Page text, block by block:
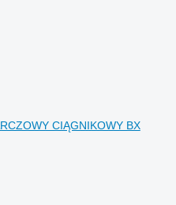
CIĄGNIKOWY BX